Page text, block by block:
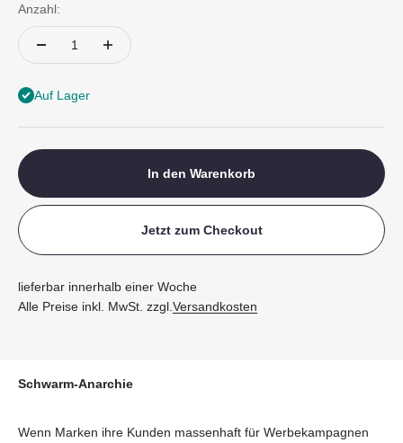
Anzahl:
Auf Lager
In den Warenkorb
Jetzt zum Checkout
lieferbar innerhalb einer Woche
Alle Preise inkl. MwSt. zzgl. Versandkosten
Schwarm-Anarchie
Wenn Marken ihre Kunden massenhaft für Werbekampagnen